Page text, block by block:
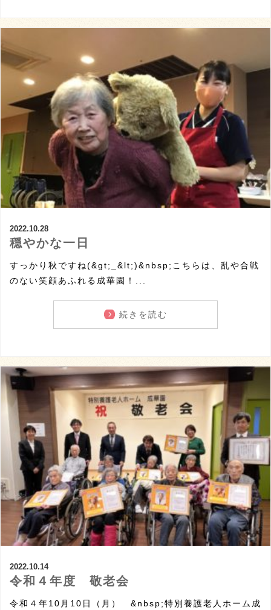
2022.10.28
穏やかな一日
すっかり秋ですね(&gt;_&lt;)&nbsp;こちらは、乱や合戦
のない笑顔あふれる成華園！...
続きを読む
2022.10.14
令和４年度 敬老会
令和４年10月10日（月） &nbsp;特別養護老人ホーム成